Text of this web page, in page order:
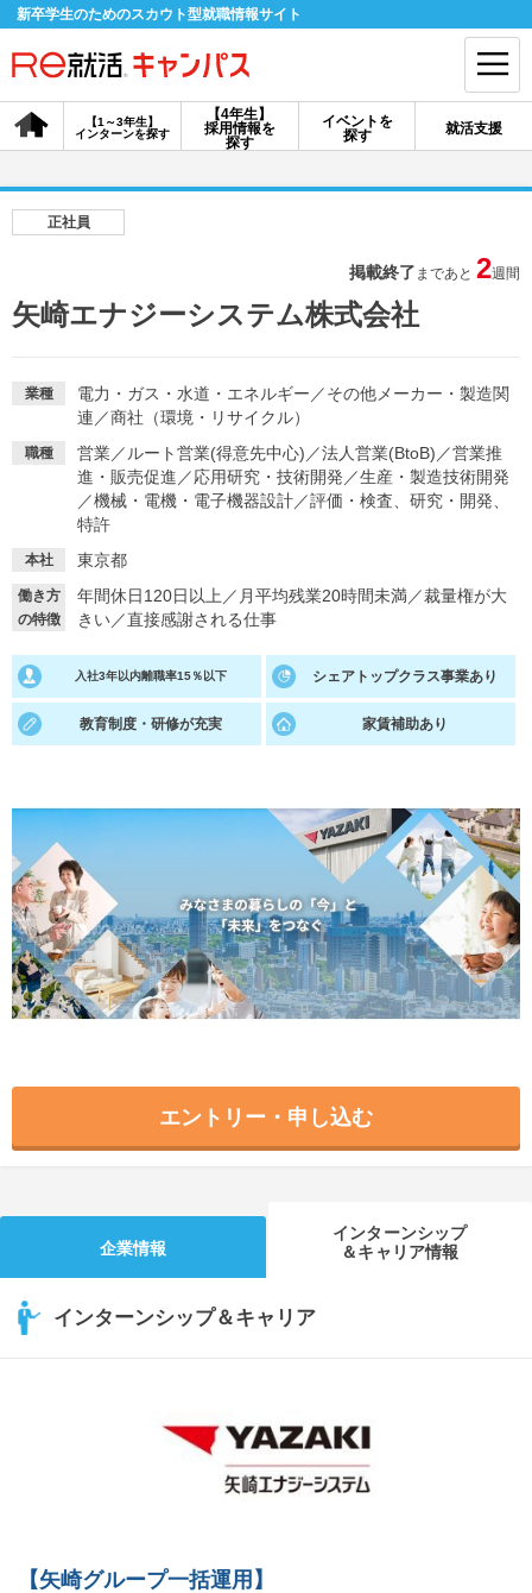
新卒学生のためのスカウト型就職情報サイト
【4年生】
採用情報を
探す
【1～3年生】
インターンを探す
イベントを
探す
就活支援
会員登録 ログイン
就活ノウハウ・サポート
就活支援
就活ノウハウが満載！ お役立ち記事・相談室など
あなたに合う仕事を診断！ 動画で対策講座をチェック
就活ニュースペーパー よくある質問
正社員
掲載終了 まであと 2週間
矢崎エナジーシステム株式会社
業種 電力・ガス・水道・エネルギー ／その他メーカー・製造関
連 ／商社（環境・リサイクル）
職種 営業／ ルート営業(得意先中心) ／法人営業(BtoB) ／営業推
進・販売促進 ／応用研究・技術開発 ／生産・製造技術開発
／機械・電機・電子機器設計／評価・検査、研究・開発、
特許
本社 東京都
働き方
の特徴
年間休日120日以上 ／ 月平均残業20時間未満／裁量権が大
きい／直接感謝される仕事
入社3年以内離職率15％以下 シェアトップクラス事業あり
教育制度・研修が充実 家賃補助あり
エントリー・申し込む
企業情報
インターンシップ
＆キャリア情報
インターンシップ＆キャリア
【矢崎グループ一括運用】